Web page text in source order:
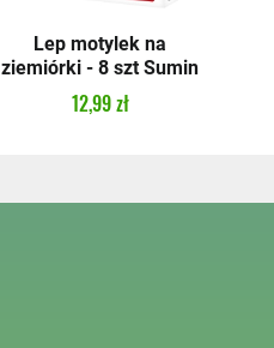
Lep motylek na
ziemiórki - 8 szt Sumin
12,99 zł